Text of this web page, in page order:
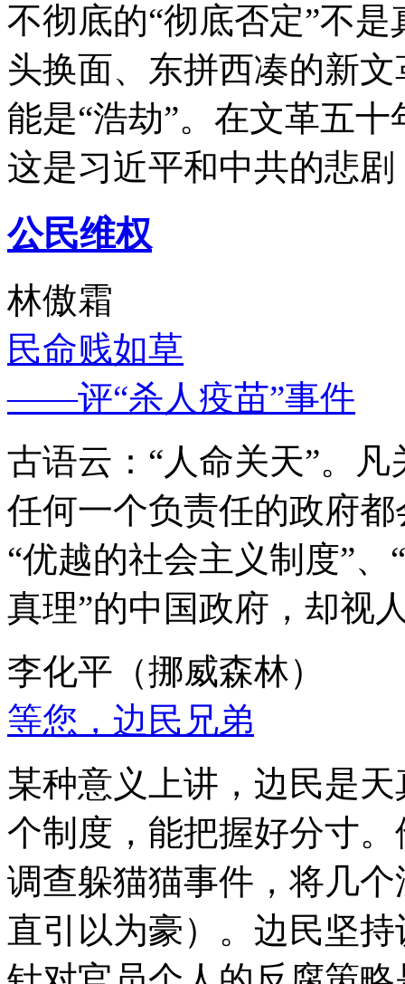
不彻底的“彻底否定”不
头换面、东拼西凑的新
能是“浩劫”。在文革五
这是习近平和中共的悲
公民维权
林傲霜
民命贱如草
——评“杀人疫苗”事件
古语云：“人命关天”。
任何一个负责任的政府
“优越的社会主义制度”
真理”的中国政府，却视
李化平（挪威森林）
等您，边民兄弟
某种意义上讲，边民是
个制度，能把握好分寸
调查躲猫猫事件，将几
直引以为豪）。边民坚